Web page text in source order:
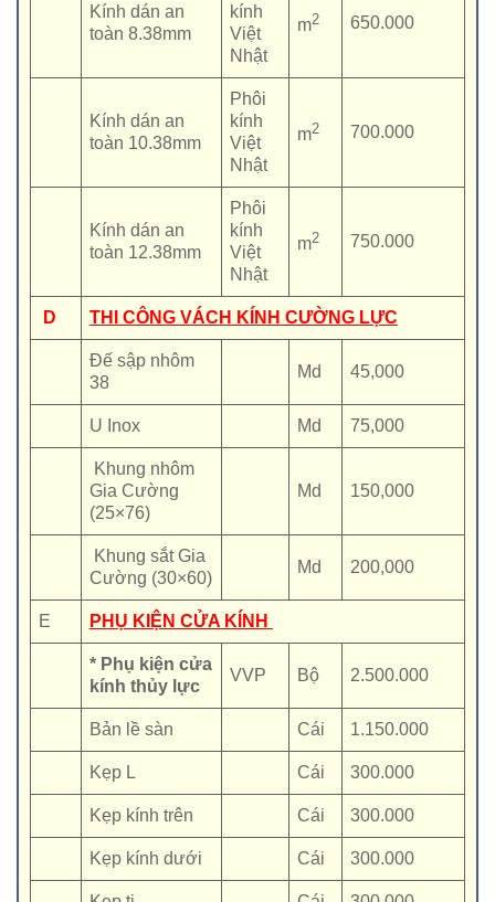
Kính dán an
toàn 8.38mm
kính
Việt
Nhật
m2 650.000
Kính dán an
toàn 10.38mm
Phôi
kính
Việt
Nhật
m2 700.000
Kính dán an
toàn 12.38mm
Phôi
kính
Việt
Nhật
m2 750.000
D THI CÔNG VÁCH KÍNH CƯỜNG LỰC
Đế sập nhôm
38
Md 45,000
U Inox Md 75,000
Khung nhôm
Gia Cường
(25×76)
Md 150,000
Khung sắt Gia
Cường (30×60)
Md 200,000
E PHỤ KIỆN CỬA KÍNH
* Phụ kiện cửa
kính thủy lực
VVP Bộ 2.500.000
Bản lề sàn Cái 1.150.000
Kẹp L Cái 300.000
Kẹp kính trên Cái 300.000
Kẹp kính dưới Cái 300.000